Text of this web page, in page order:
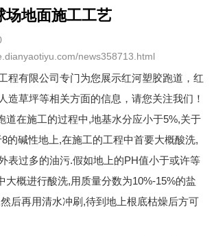
场地面施工工艺
news358713.html
程有限公司专门为您展示红河塑胶跑道 ，红
造草坪等相关方面的信息，请您关注我们！
道在施工的过程中,地基水分应小于5%,关于
的碱性地上,在施工的工程中首要大概酸洗,
表过多的油污.假如地上的PH值小于或许等
大概进行酸洗,用质量分数为10%-15%的盐
后再用清水冲刷,待到地上根底枯燥后方可